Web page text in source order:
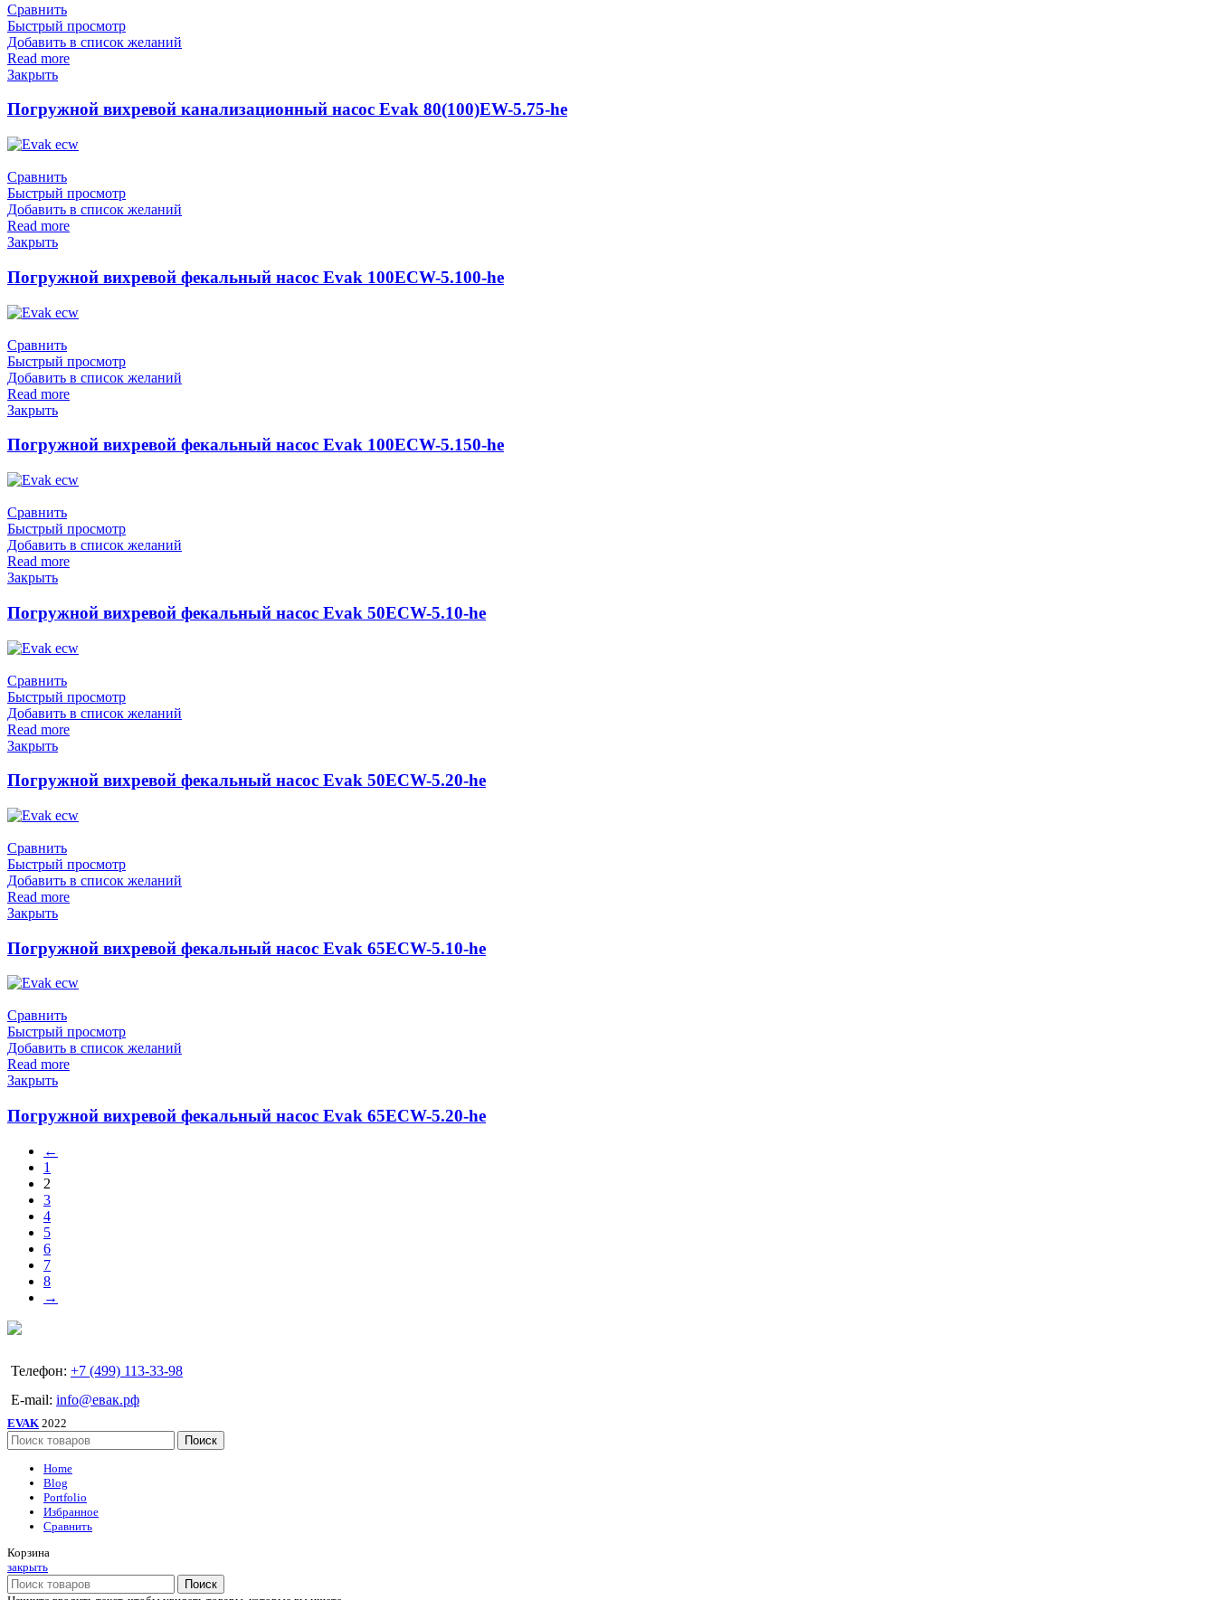
Сравнить
Быстрый просмотр
Добавить в список желаний
Read more
Закрыть
Погружной вихревой канализационный насос Evak 80(100)EW-5.75-he
Сравнить
Быстрый просмотр
Добавить в список желаний
Read more
Закрыть
Погружной вихревой фекальный насос Evak 100ECW-5.100-he
Сравнить
Быстрый просмотр
Добавить в список желаний
Read more
Закрыть
Погружной вихревой фекальный насос Evak 100ECW-5.150-he
Сравнить
Быстрый просмотр
Добавить в список желаний
Read more
Закрыть
Погружной вихревой фекальный насос Evak 50ECW-5.10-he
Сравнить
Быстрый просмотр
Добавить в список желаний
Read more
Закрыть
Погружной вихревой фекальный насос Evak 50ECW-5.20-he
Сравнить
Быстрый просмотр
Добавить в список желаний
Read more
Закрыть
Погружной вихревой фекальный насос Evak 65ECW-5.10-he
Сравнить
Быстрый просмотр
Добавить в список желаний
Read more
Закрыть
Погружной вихревой фекальный насос Evak 65ECW-5.20-he
←
1
2
3
4
5
6
7
8
→
Телефон: +7 (499) 113-33-98
E-mail: info@евак.рф
EVAK 2022
Поиск
Home
Blog
Portfolio
Избранное
Сравнить
Корзина
закрыть
Поиск